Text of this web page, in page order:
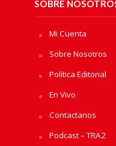
SOBRE
Mi Cuenta
Sobre Nosotros
Política Editorial
En Vivo
Contactanos
Podcast – TRA2